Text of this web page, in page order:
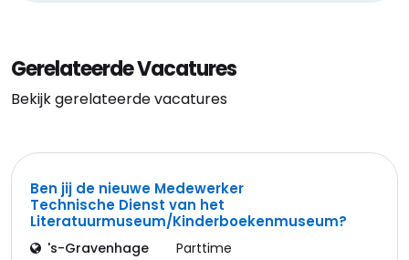
Gerelateerde Vacatures
Bekijk gerelateerde vacatures
Ben jij de nieuwe Medewerker
Technische Dienst van het
Literatuurmuseum/Kinderboekenmuseum?
's-Gravenhage Parttime